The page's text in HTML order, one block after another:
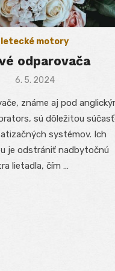
letecké motory
odparovača
Posted
6. 5. 2024
známe aj pod
sú dôležitou
systémov. Ich
je odstrániť nadbytočnú
lietadla, čím …